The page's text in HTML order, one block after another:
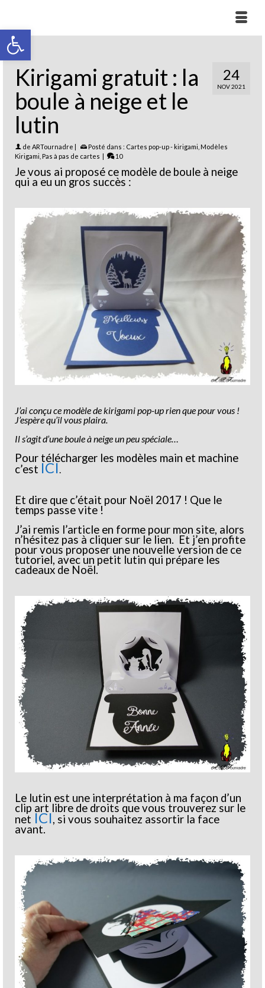
Ouvrir la barre d’outils
24
NOV 2021
Kirigami gratuit : la
boule à neige et le
lutin
de ARTournadre | Posté dans : Cartes pop-up - kirigami Modèles
Kirigami Pas à pas de cartes | 10
Je vous ai proposé ce modèle de boule à neige
qui a eu un gros succès :
J’ai conçu ce modèle de kirigami pop-up rien que pour vous !
J’espère qu’il vous plaira.
Il s’agit d’une boule à neige un peu spéciale…
Pour télécharger les modèles main et machine
c’est ICI
Et dire que c’était pour Noël 2017 ! Que le
temps passe vite !
J’ai remis l’article en forme pour mon site, alors
n’hésitez pas à cliquer sur le lien. Et j’en profite
pour vous proposer une nouvelle version de ce
tutoriel, avec un petit lutin qui prépare les
cadeaux de Noël.
Le lutin est une interprétation à ma façon d’un
clip art libre de droits que vous trouverez sur le
net ICI, si vous souhaitez assortir la face
avant.